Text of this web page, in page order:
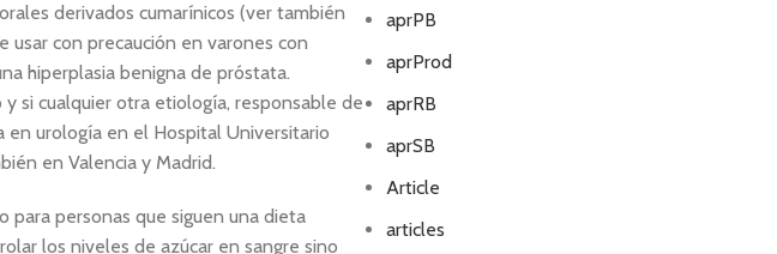
derivados cumarínicos (ver también
con precaución en varones con
hiperplasia benigna de próstata.
si cualquier otra etiología, responsable de
en urología en el Hospital Universitario
en Valencia y Madrid.
para personas que siguen una dieta
los niveles de azúcar en sangre sino
aprPB
aprProd
aprRB
aprSB
Article
articles